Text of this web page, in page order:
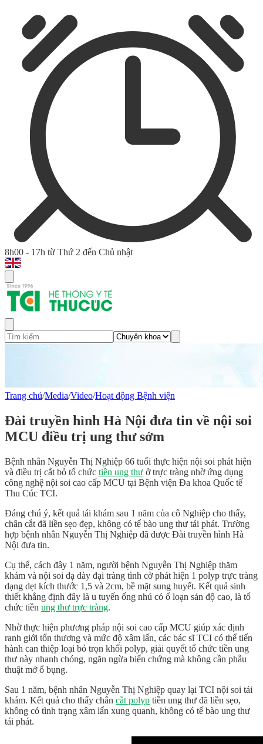
8h00 - 17h từ Thứ 2 đến Chủ nhật
Trang chủ/Media/Video/Hoạt động Bệnh viện
Đài truyền hình Hà Nội đưa tin về nội soi
MCU điều trị ung thư sớm
Bệnh nhân Nguyễn Thị Nghiệp 66 tuổi thực hiện nội soi phát hiện
và điều trị cắt bỏ tổ chức tiền ung thư ở trực tràng nhờ ứng dụng
công nghệ nội soi cao cấp MCU tại Bệnh viện Đa khoa Quốc tế
Thu Cúc TCI.
Đáng chú ý, kết quả tái khám sau 1 năm của cô Nghiệp cho thấy,
chân cắt đã liền sẹo đẹp, không có tế bào ung thư tái phát. Trường
hợp bệnh nhân Nguyễn Thị Nghiệp đã được Đài truyền hình Hà
Nội đưa tin.
Cụ thể, cách đây 1 năm, người bệnh Nguyễn Thị Nghiệp thăm
khám và nội soi dạ dày đại tràng tình cờ phát hiện 1 polyp trực tràng
dạng dẹt kích thước 1,5 và 2cm, bề mặt sung huyết. Kết quả sinh
thiết khẳng định đây là u tuyến ống nhú có ổ loạn sản độ cao, là tổ
chức tiền ung thư trực tràng.
Nhờ thực hiện phương pháp nội soi cao cấp MCU giúp xác định
ranh giới tổn thương và mức độ xâm lấn, các bác sĩ TCI có thể tiến
hành can thiệp loại bỏ trọn khối polyp, giải quyết tổ chức tiền ung
thư này nhanh chóng, ngăn ngừa biến chứng mà không cần phẫu
thuật mở ổ bụng.
Sau 1 năm, bệnh nhân Nguyễn Thị Nghiệp quay lại TCI nội soi tái
khám. Kết quả cho thấy chân cắt polyp tiền ung thư đã liền sẹo,
không có tình trạng xâm lấn xung quanh, không có tế bào ung thư
tái phát.